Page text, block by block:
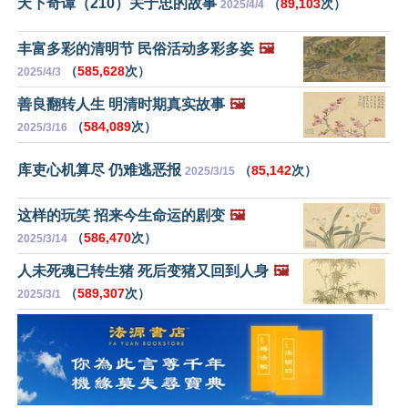
2025/4/4 （89,103次）
丰富多彩的清明节 民俗活动多彩多姿 🖼️
2025/4/3 （585,628次）
善良翻转人生 明清时期真实故事 🖼️
2025/3/16 （584,089次）
库吏心机算尽 仍难逃恶报 2025/3/15 （85,142次）
这样的玩笑 招来今生命运的剧变 🖼️
2025/3/14 （586,470次）
人未死魂已转生猪 死后变猪又回到人身 🖼️
2025/3/1 （589,307次）